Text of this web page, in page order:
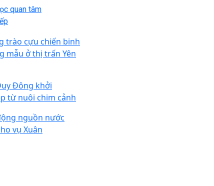
quan tâm
trào cựu chiến binh
mẫu ở thị trấn Yên
Đông khởi
từ nuôi chim cảnh
nguồn nước
vụ Xuân